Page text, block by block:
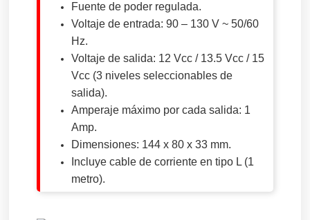
Fuente de poder regulada.
Voltaje de entrada: 90 – 130 V ~ 50/60
Hz.
Voltaje de salida: 12 Vcc / 13.5 Vcc / 15
Vcc (3 niveles seleccionables de
salida).
Amperaje máximo por cada salida: 1
Amp.
Dimensiones: 144 x 80 x 33 mm.
Incluye cable de corriente en tipo L (1
metro).